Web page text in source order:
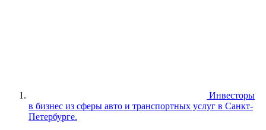
Инвесторы
в бизнес из сферы авто и транспортных услуг в Санкт-
Петербурге.